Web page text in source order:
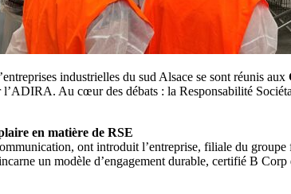
industrielles du sud Alsace se sont réunis aux
Au cœur des débats : la Responsabilité
en matière de RSE
ont introduit l’entreprise, filiale du
un modèle d’engagement durable, certifié B